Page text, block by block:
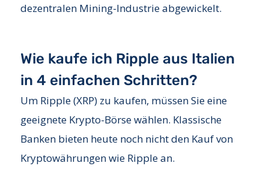
dezentralen Mining-Industrie abgewickelt.
Wie kaufe ich Ripple aus Italien
in 4 einfachen Schritten?
Um Ripple (XRP) zu kaufen, müssen Sie eine
geeignete Krypto-Börse wählen. Klassische
Banken bieten heute noch nicht den Kauf von
Kryptowährungen wie Ripple an.